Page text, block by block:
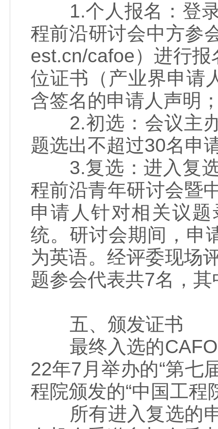
1.个人报名：登录
程前沿研讨会中方参
est.cn/cafoe）进行
位证书（产业界申请
含签名的申请人声明
2.初选：会议主办
题选出不超过30名申
3.复选：进入复选
程前沿青年研讨会暨
申请人针对相关议
统。研讨会期间，申
为英语。经评委现场
题参会代表共7名，
五、颁发证书
最终入选的
22年7月举办的“第七
程院颁发的“中国工程
所有进入复选的申